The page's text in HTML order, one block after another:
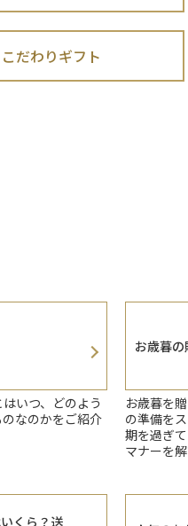
こだわりギフト
いつ、どのよう
なのかをご紹介
お歳暮の
お歳暮を
の準備を
期を過ぎ
マナーを
くら？送